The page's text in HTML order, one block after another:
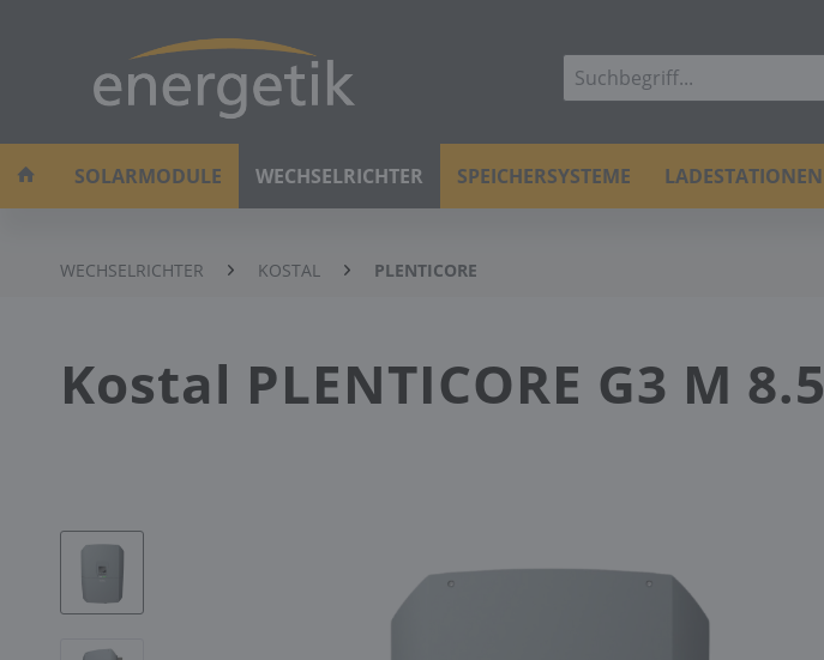
SOLARMODULE WECHSELRICHTER SPEICHERSYSTEME LADESTATIONEN
WECHSELRICHTER KOSTAL PLENTICORE
Kostal PLENTICORE G3 M 8.5